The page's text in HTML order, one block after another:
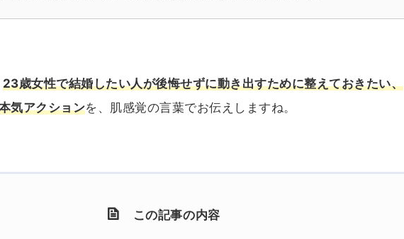
23歳女性で結婚したい人が後悔せずに動き出すために整えておきたい、
気アクションを、肌感覚の言葉でお伝えしますね。
この記事の内容